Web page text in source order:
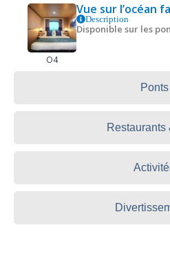
Ponts
Restaurants
O4
Vue sur l’océan
Description
Disponible sur les